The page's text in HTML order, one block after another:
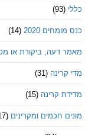
2020
(14)
ביקורת או מכתב חשוב
(31)
קרינה (15)
חכמים ומקרינים (17)